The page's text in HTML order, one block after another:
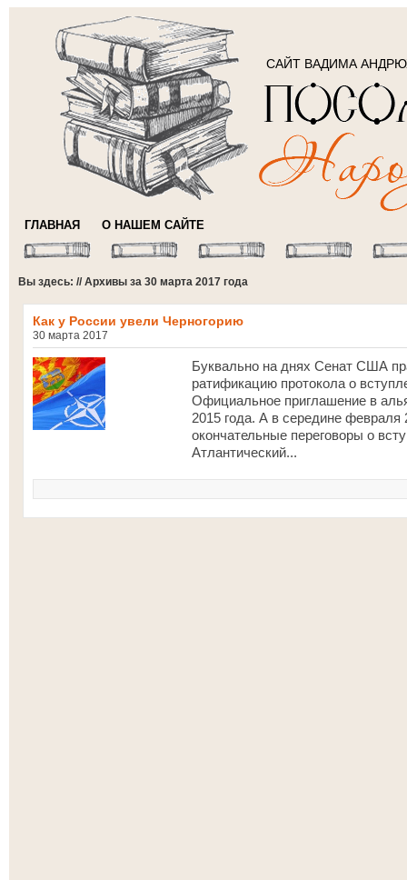
САЙТ ВАДИМА
ГЛАВНАЯ О НАШЕМ САЙТЕ
Вы здесь: // Архивы за 30 марта 2017 года
Как у России увели Черногорию
30 марта 2017
Буквально на днях Сенат США
ратификацию протокола о
Официальное приглашение в
2015 года. А в середине
окончательные переговоры о
Атлантический...